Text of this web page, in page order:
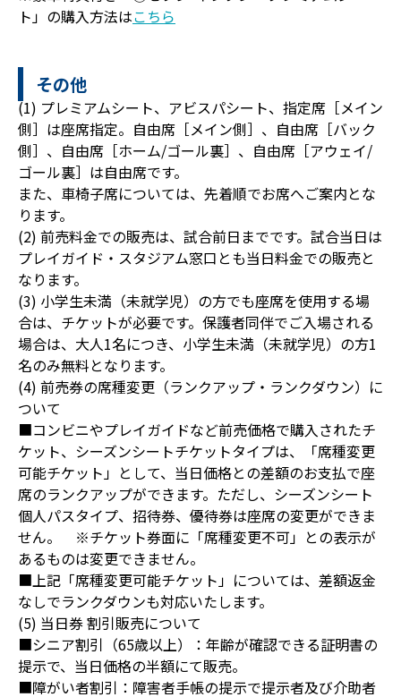
ト」の購入方法はこちら
その他
(1) プレミアムシート、アビスパシート、指定席［メイン
側］は座席指定。自由席［メイン側］、自由席［バック
側］、自由席［ホーム/ゴール裏］、自由席［アウェイ/
ゴール裏］は自由席です。
また、車椅子席については、先着順でお席へご案内とな
ります。
(2) 前売料金での販売は、試合前日までです。試合当日は
プレイガイド・スタジアム窓口とも当日料金での販売と
なります。
(3) 小学生未満（未就学児）の方でも座席を使用する場
合は、チケットが必要です。保護者同伴でご入場される
場合は、大人1名につき、小学生未満（未就学児）の方1
名のみ無料となります。
(4) 前売券の席種変更（ランクアップ・ランクダウン）に
ついて
■コンビニやプレイガイドなど前売価格で購入されたチ
ケット、シーズンシートチケットタイプは、「席種変更
可能チケット」として、当日価格との差額のお支払で座
席のランクアップができます。ただし、シーズンシート
個人パスタイプ、招待券、優待券は座席の変更ができま
せん。 ※チケット券面に「席種変更不可」との表示が
あるものは変更できません。
■上記「席種変更可能チケット」については、差額返金
なしでランクダウンも対応いたします。
(5) 当日券 割引販売について
■シニア割引（65歳以上）：年齢が確認できる証明書の
提示で、当日価格の半額にて販売。
■障がい者割引：障害者手帳の提示で提示者及び介助者